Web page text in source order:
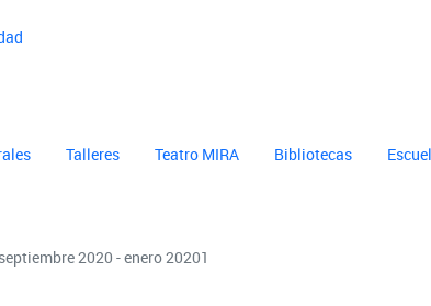
cultura
header cultura
Talleres Teatro MIRA Bibliotecas
2020 - enero 20201